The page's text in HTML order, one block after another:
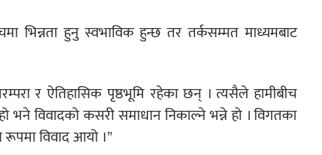
भिन्नता हुनु स्वभाविक हुन्छ तर तर्कसम्मत माध्यमबाट
र ऐतिहासिक पृष्ठभूमि रहेका छन् । त्यसैले हामीबीच
भने विवादको कसरी समाधान निकाल्ने भन्ने हो । विगतका
विवाद आयो ।”